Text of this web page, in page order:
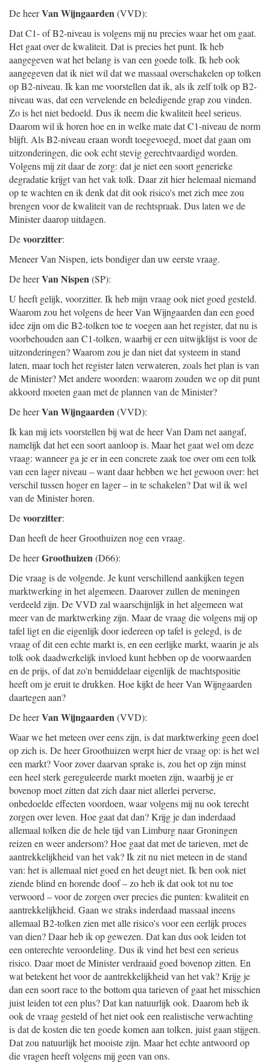
De heerVan Wijngaarden(VVD):
Dat C1- of B2-niveau is volgens mij nu precies waar het om gaat.
Het gaat over de kwaliteit. Dat is precies het punt. Ik heb
aangegeven wat het belang is van een goede tolk. Ik heb ook
aangegeven dat ik niet wil dat we massaal overschakelen op tolken
op B2-niveau. Ik kan me voorstellen dat ik, als ik zelf tolk op B2-
niveau was, dat een vervelende en beledigende grap zou vinden.
Zo is het niet bedoeld. Dus ik neem die kwaliteit heel serieus.
Daarom wil ik horen hoe en in welke mate dat C1-niveau de norm
blijft. Als B2-niveau eraan wordt toegevoegd, moet dat gaan om
uitzonderingen, die ook echt stevig gerechtvaardigd worden.
Volgens mij zit daar de zorg: dat je niet een soort generieke
degradatie krijgt van het vak tolk. Daar zit hier helemaal niemand
op te wachten en ik denk dat dit ook risico's met zich mee zou
brengen voor de kwaliteit van de rechtspraak. Dus laten we de
Minister daarop uitdagen.
Devoorzitter:
Meneer Van Nispen, iets bondiger dan uw eerste vraag.
De heerVan Nispen(SP):
U heeft gelijk, voorzitter. Ik heb mijn vraag ook niet goed gesteld.
Waarom zou het volgens de heer Van Wijngaarden dan een goed
idee zijn om die B2-tolken toe te voegen aan het register, dat nu is
voorbehouden aan C1-tolken, waarbij er een uitwijklijst is voor de
uitzonderingen? Waarom zou je dan niet dat systeem in stand
laten, maar toch het register laten verwateren, zoals het plan is van
de Minister? Met andere woorden: waarom zouden we op dit punt
akkoord moeten gaan met de plannen van de Minister?
De heerVan Wijngaarden(VVD):
Ik kan mij iets voorstellen bij wat de heer Van Dam net aangaf,
namelijk dat het een soort aanloop is. Maar het gaat wel om deze
vraag: wanneer ga je er in een concrete zaak toe over om een tolk
van een lager niveau – want daar hebben we het gewoon over: het
verschil tussen hoger en lager – in te schakelen? Dat wil ik wel
van de Minister horen.
Devoorzitter:
Dan heeft de heer Groothuizen nog een vraag.
De heerGroothuizen(D66):
Die vraag is de volgende. Je kunt verschillend aankijken tegen
marktwerking in het algemeen. Daarover zullen de meningen
verdeeld zijn. De VVD zal waarschijnlijk in het algemeen wat
meer van de marktwerking zijn. Maar de vraag die volgens mij op
tafel ligt en die eigenlijk door iedereen op tafel is gelegd, is de
vraag of dit een echte markt is, en een eerlijke markt, waarin je als
tolk ook daadwerkelijk invloed kunt hebben op de voorwaarden
en de prijs, of dat zo'n bemiddelaar eigenlijk de machtspositie
heeft om je eruit te drukken. Hoe kijkt de heer Van Wijngaarden
daartegen aan?
De heerVan Wijngaarden(VVD):
Waar we het meteen over eens zijn, is dat marktwerking geen doel
op zich is. De heer Groothuizen werpt hier de vraag op: is het wel
een markt? Voor zover daarvan sprake is, zou het op zijn minst
een heel sterk gereguleerde markt moeten zijn, waarbij je er
bovenop moet zitten dat zich daar niet allerlei perverse,
onbedoelde effecten voordoen, waar volgens mij nu ook terecht
zorgen over leven. Hoe gaat dat dan? Krijg je dan inderdaad
allemaal tolken die de hele tijd van Limburg naar Groningen
reizen en weer andersom? Hoe gaat dat met de tarieven, met de
aantrekkelijkheid van het vak? Ik zit nu niet meteen in de stand
van: het is allemaal niet goed en het deugt niet. Ik ben ook niet
ziende blind en horende doof – zo heb ik dat ook tot nu toe
verwoord – voor de zorgen over precies die punten: kwaliteit en
aantrekkelijkheid. Gaan we straks inderdaad massaal ineens
allemaal B2-tolken zien met alle risico's voor een eerlijk proces
van dien? Daar heb ik op gewezen. Dat kan dus ook leiden tot
een onterechte veroordeling. Dus ik vind het best een serieus
risico. Daar moet de Minister verdraaid goed bovenop zitten. En
wat betekent het voor de aantrekkelijkheid van het vak? Krijg je
dan een soort race to the bottom qua tarieven of gaat het misschien
juist leiden tot een plus? Dat kan natuurlijk ook. Daarom heb ik
ook de vraag gesteld of het niet ook een realistische verwachting
is dat de kosten die ten goede komen aan tolken, juist gaan stijgen.
Dat zou natuurlijk het mooiste zijn. Maar het echte antwoord op
die vragen heeft volgens mij geen van ons.